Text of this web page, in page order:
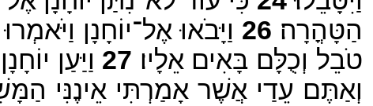
הַטָּהֳרָה׃ 26 וַיָּבֹאוּ אֶל־יוֹחָנָן
טֹבֵל וְכֻלָּם בָּאִים אֵלָיו׃ 27 וַיַּעַן
וְאַתֶּם עֵדַי אֲשֶׁר אָמַרְתִּי אֵינֶנִּי